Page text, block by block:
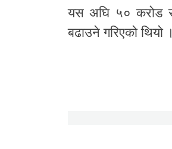
यस अघि ५० करोड
बढाउने गरिएको थियो